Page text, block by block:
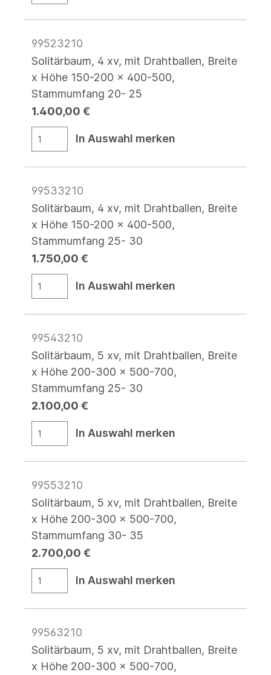
99523210
Solitärbaum, 4 xv, mit Drahtballen, Breite
x Höhe 150-200 x 400-500,
Stammumfang 20- 25
1.400,00 €
In Auswahl merken
99533210
Solitärbaum, 4 xv, mit Drahtballen, Breite
x Höhe 150-200 x 400-500,
Stammumfang 25- 30
1.750,00 €
In Auswahl merken
99543210
Solitärbaum, 5 xv, mit Drahtballen, Breite
x Höhe 200-300 x 500-700,
Stammumfang 25- 30
2.100,00 €
In Auswahl merken
99553210
Solitärbaum, 5 xv, mit Drahtballen, Breite
x Höhe 200-300 x 500-700,
Stammumfang 30- 35
2.700,00 €
In Auswahl merken
99563210
Solitärbaum, 5 xv, mit Drahtballen, Breite
x Höhe 200-300 x 500-700,